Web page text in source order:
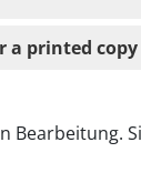
a printed copy
Bearbeitung.